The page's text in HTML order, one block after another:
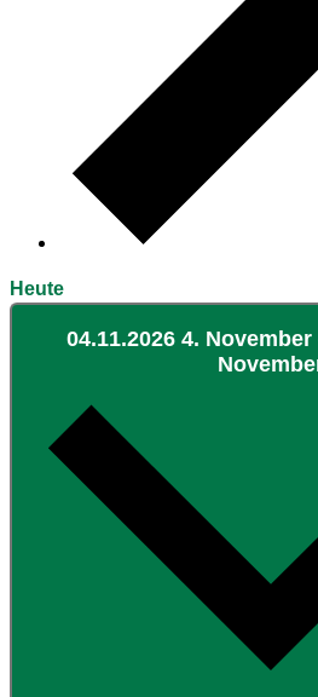
Heute
04.11.2026 4. November